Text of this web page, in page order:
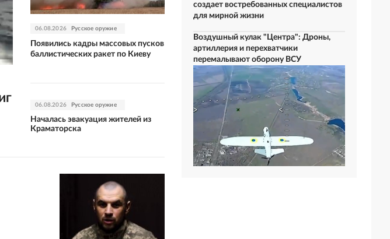
06.08.2026 Русское оружие
Появились кадры массовых пусков
баллистических ракет по Киеву
06.08.2026 Русское оружие
Началась эвакуация жителей из
Краматорска
создает востребованных специалистов
для мирной жизни
Воздушный кулак "Центра": Дроны,
артиллерия и перехватчики
перемалывают оборону ВСУ